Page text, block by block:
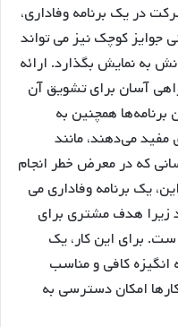
در یک برنامه وفاداری،
جوایز کوچک نیز می تواند
به نمایش بگذارد. ارائه
آسان برای تشویق آن
همچنین به
می‌دهند، مانند
که در معرض خطر انجام
یک برنامه وفاداری می
زیرا هدف مشتری برای
برای این کار، یک
کافی و مناسب
امکان دسترسی به